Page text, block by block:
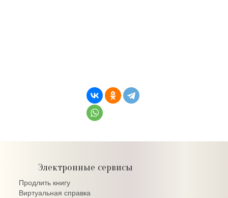
Электронные сервисы
Продлить книгу
Виртуальная справка